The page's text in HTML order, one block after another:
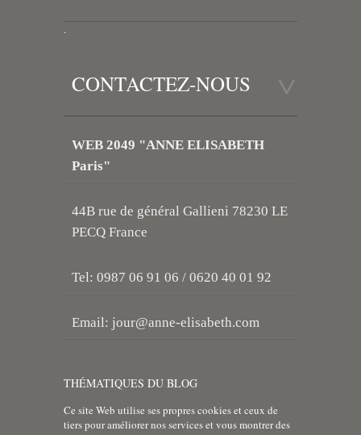
.
CONTACTEZ-NOUS
WEB 2049 "ANNE ELISABETH
Paris"
44B rue de général Gallieni 78230 LE
PECQ France
Tel: 0987 06 91 06 / 0620 40 01 92
Email: jour@anne-elisabeth.com
THÉMATIQUES DU BLOG
Ce site Web utilise ses propres cookies et ceux de
tiers pour améliorer nos services et vous montrer des